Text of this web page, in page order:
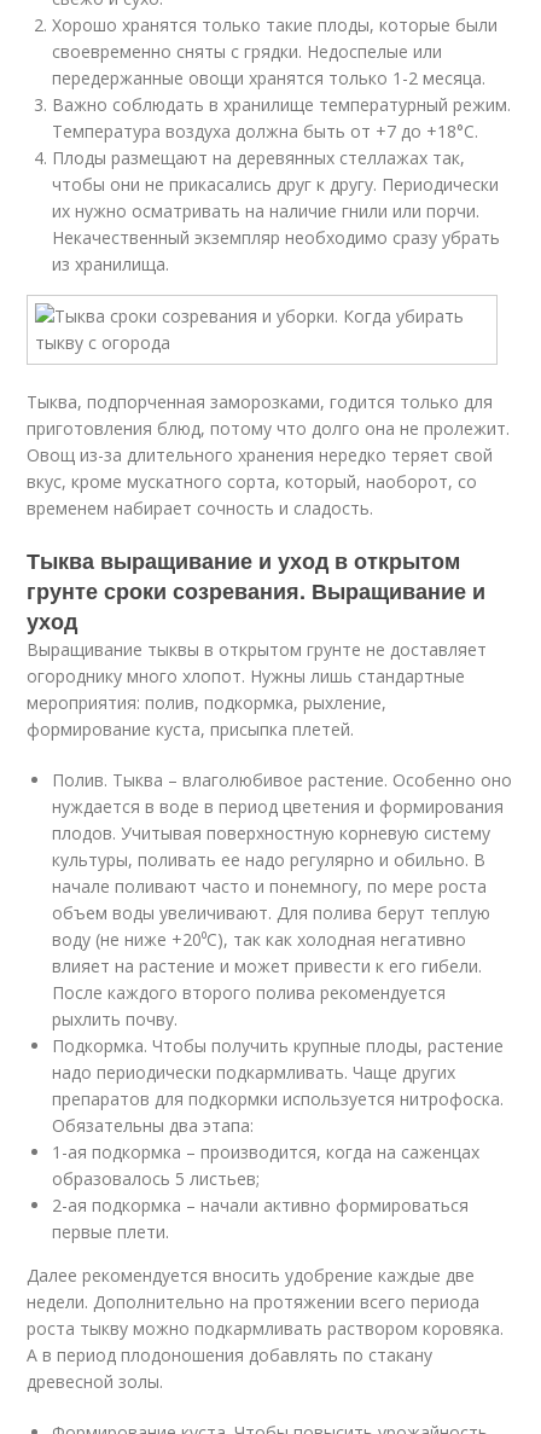
Хорошо хранятся только такие плоды, которые были
своевременно сняты с грядки. Недоспелые или
передержанные овощи хранятся только 1-2 месяца.
Важно соблюдать в хранилище температурный режим.
Температура воздуха должна быть от +7 до +18°C.
Плоды размещают на деревянных стеллажах так,
чтобы они не прикасались друг к другу. Периодически
их нужно осматривать на наличие гнили или порчи.
Некачественный экземпляр необходимо сразу убрать
из хранилища.
Тыква, подпорченная заморозками, годится только для
приготовления блюд, потому что долго она не пролежит.
Овощ из-за длительного хранения нередко теряет свой
вкус, кроме мускатного сорта, который, наоборот, со
временем набирает сочность и сладость.
Тыква выращивание и уход в открытом
грунте сроки созревания. Выращивание и
уход
Выращивание тыквы в открытом грунте не доставляет
огороднику много хлопот. Нужны лишь стандартные
мероприятия: полив, подкормка, рыхление,
формирование куста, присыпка плетей.
Полив. Тыква – влаголюбивое растение. Особенно оно
нуждается в воде в период цветения и формирования
плодов. Учитывая поверхностную корневую систему
культуры, поливать ее надо регулярно и обильно. В
начале поливают часто и понемногу, по мере роста
объем воды увеличивают. Для полива берут теплую
воду (не ниже +20⁰С), так как холодная негативно
влияет на растение и может привести к его гибели.
После каждого второго полива рекомендуется
рыхлить почву.
Подкормка. Чтобы получить крупные плоды, растение
надо периодически подкармливать. Чаще других
препаратов для подкормки используется нитрофоска.
Обязательны два этапа:
1-ая подкормка – производится, когда на саженцах
образовалось 5 листьев;
2-ая подкормка – начали активно формироваться
первые плети.
Далее рекомендуется вносить удобрение каждые две
недели. Дополнительно на протяжении всего периода
роста тыкву можно подкармливать раствором коровяка.
А в период плодоношения добавлять по стакану
древесной золы.